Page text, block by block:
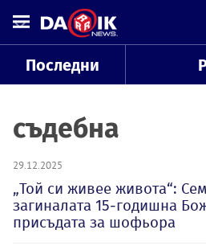
Последни
съдебна
29.12.2025
„Той си живее живота“:
загиналата 15-годишна
присъдата за шофьора